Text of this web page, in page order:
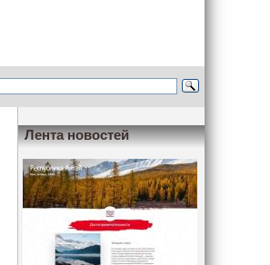
Лента новостей